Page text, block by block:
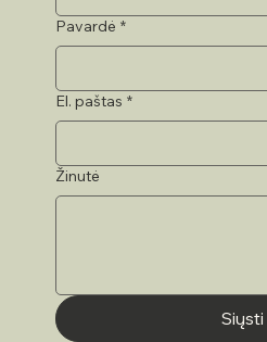
Pavardė *
El. paštas *
Žinutė
Siųsti